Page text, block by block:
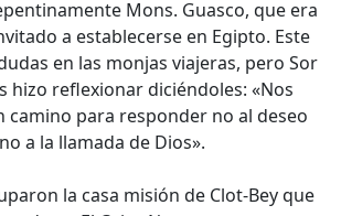
Mons. Guasco, que era
a establecerse en Egipto. Este
en las monjas viajeras, pero Sor
hizo reflexionar diciéndoles: «Nos
camino para responder no al deseo
a la llamada de Dios».
la casa misión de Clot-Bey que